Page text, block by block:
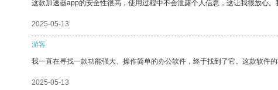
这款加速器app的安全性很高，使用过程中不会泄露个人信息，这让我很放心
2025-05-13
游客
我一直在寻找一款功能强大、操作简单的办公软件，终于找到了它。这款软件
2025-05-13